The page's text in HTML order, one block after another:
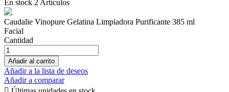
En stock 2 Artículos
Caudalie Vinopure Gelatina Limpiadora Purificante 385 ml
Facial
Cantidad
Añadir al carrito
Añadir a la lista de deseos
Añadir a comparar